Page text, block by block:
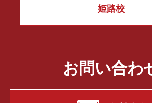
姫路校
お問い合わ